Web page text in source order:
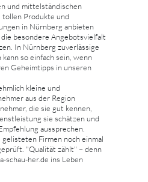
und mittelständischen
Produkte und
in Nürnberg anbieten
besondere Angebotsvielfalt
In Nürnberg zuverlässige
so einfach sein, wenn
Geheimtipps in unseren
kleine und
aus der Region
die sie gut kennen,
sie schätzen und
aussprechen.
Firmen noch einmal
"Qualität zählt" – denn
schau-her.de ins Leben